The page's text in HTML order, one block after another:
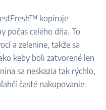
kopíruje
počas celého dňa. To
a zelenine, takže sa
keby boli zatvorené len
sa neskazia tak rýchlo,
časté nakupovanie.